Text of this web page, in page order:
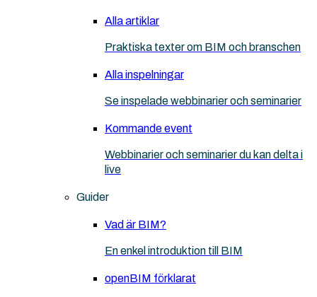
Alla artiklar
Praktiska texter om BIM och branschen
Alla inspelningar
Se inspelade webbinarier och seminarier
Kommande event
Webbinarier och seminarier du kan delta i
live
Guider
Vad är BIM?
En enkel introduktion till BIM
openBIM förklarat